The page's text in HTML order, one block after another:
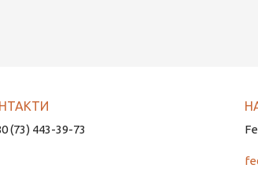
(73) 443-39-73